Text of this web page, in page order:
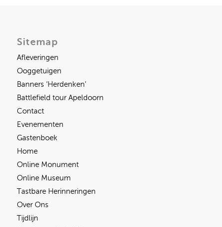
Sitemap
Afleveringen
Ooggetuigen
Banners ‘Herdenken’
Battlefield tour Apeldoorn
Contact
Evenementen
Gastenboek
Home
Online Monument
Online Museum
Tastbare Herinneringen
Over Ons
Tijdlijn